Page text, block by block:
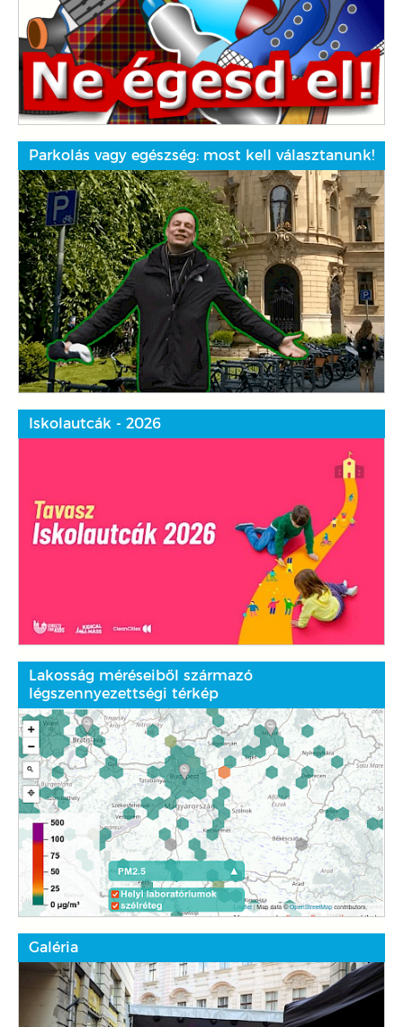
Parkolás vagy egészség: most kell választanunk!
Iskolautcák - 2026
Lakosság méréseiből származó
légszennyezettségi térkép
Galéria